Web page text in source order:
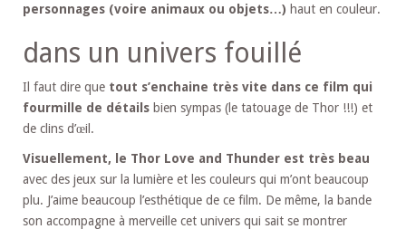
personnages (voire animaux ou objets…) haut en couleur.
dans un univers fouillé
Il faut dire que tout s’enchaine très vite dans ce film qui
fourmille de détails bien sympas (le tatouage de Thor !!!) et
de clins d’œil.
Visuellement, le Thor Love and Thunder est très beau
avec des jeux sur la lumière et les couleurs qui m’ont beaucoup
plu. J’aime beaucoup l’esthétique de ce film. De même, la bande
son accompagne à merveille cet univers qui sait se montrer